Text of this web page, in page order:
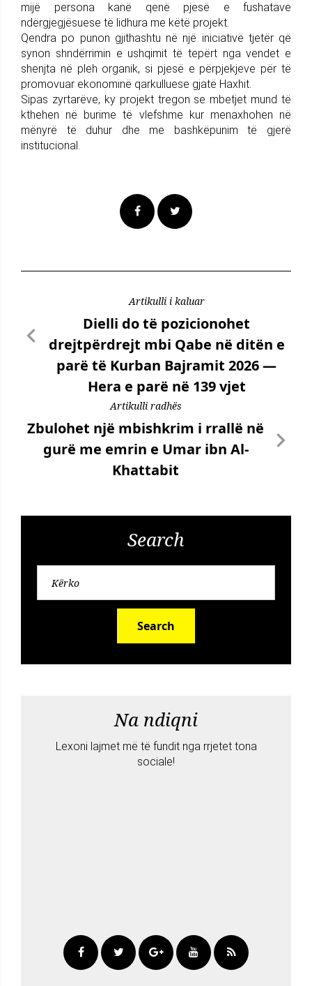
mijë persona kanë qenë pjesë e fushatave
ndërgjegjësuese të lidhura me këtë projekt.
Qendra po punon gjithashtu në një iniciativë tjetër që
synon shndërrimin e ushqimit të tepërt nga vendet e
shenjta në pleh organik, si pjesë e përpjekjeve për të
promovuar ekonominë qarkulluese gjatë Haxhit.
Sipas zyrtarëve, ky projekt tregon se mbetjet mund të
kthehen në burime të vlefshme kur menaxhohen në
mënyrë të duhur dhe me bashkëpunim të gjerë
institucional.
Artikulli i kaluar
Dielli do të pozicionohet
drejtpërdrejt mbi Qabe në ditën e
parë të Kurban Bajramit 2026 —
Hera e parë në 139 vjet
Artikulli radhës
Zbulohet një mbishkrim i rrallë në
gurë me emrin e Umar ibn Al-
Khattabit
Search
Search
Na ndiqni
Lexoni lajmet më të fundit nga rrjetet tona
sociale!